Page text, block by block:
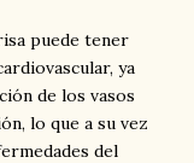
puede tener
ya
de los vasos
lo que a su vez
del